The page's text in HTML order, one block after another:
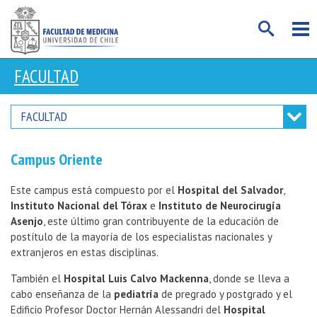
FACULTAD
FACULTAD
Campus Oriente
Este campus está compuesto por el Hospital del Salvador,
Instituto Nacional del Tórax e Instituto de Neurocirugía
Asenjo, este último gran contribuyente de la educación de
postítulo de la mayoría de los especialistas nacionales y
extranjeros en estas disciplinas.
También el Hospital Luis Calvo Mackenna, donde se lleva a
cabo enseñanza de la pediatría de pregrado y postgrado y el
Edificio Profesor Doctor Hernán Alessandri del Hospital